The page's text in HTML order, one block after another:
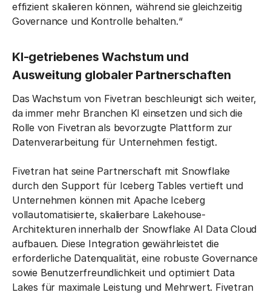
effizient skalieren können, während sie gleichzeitig
Governance und Kontrolle behalten.“
KI-getriebenes Wachstum und
Ausweitung globaler Partnerschaften
Das Wachstum von Fivetran beschleunigt sich weiter,
da immer mehr Branchen KI einsetzen und sich die
Rolle von Fivetran als bevorzugte Plattform zur
Datenverarbeitung für Unternehmen festigt.
Fivetran hat seine Partnerschaft mit Snowflake
durch den Support für Iceberg Tables vertieft und
Unternehmen können mit Apache Iceberg
vollautomatisierte, skalierbare Lakehouse-
Architekturen innerhalb der Snowflake AI Data Cloud
aufbauen. Diese Integration gewährleistet die
erforderliche Datenqualität, eine robuste Governance
sowie Benutzerfreundlichkeit und optimiert Data
Lakes für maximale Leistung und Mehrwert. Fivetran